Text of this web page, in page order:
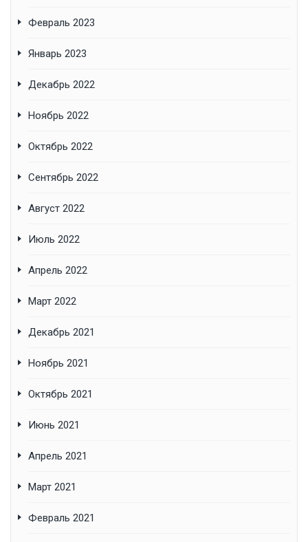
Февраль 2023
Январь 2023
Декабрь 2022
Ноябрь 2022
Октябрь 2022
Сентябрь 2022
Август 2022
Июль 2022
Апрель 2022
Март 2022
Декабрь 2021
Ноябрь 2021
Октябрь 2021
Июнь 2021
Апрель 2021
Март 2021
Февраль 2021